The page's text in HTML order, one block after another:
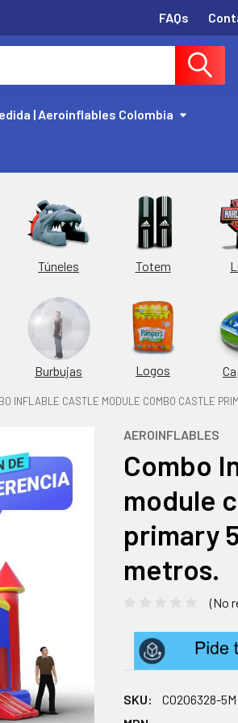
FAQs
| Aeroinflables Colombia
Túneles Totem
Burbujas Logos
INFLABLE CASTLE MODULE COMBO CASTLE
AEROINFLABLES
Combo
module
primary
metros.
(No
SKU:
CO206328-5M